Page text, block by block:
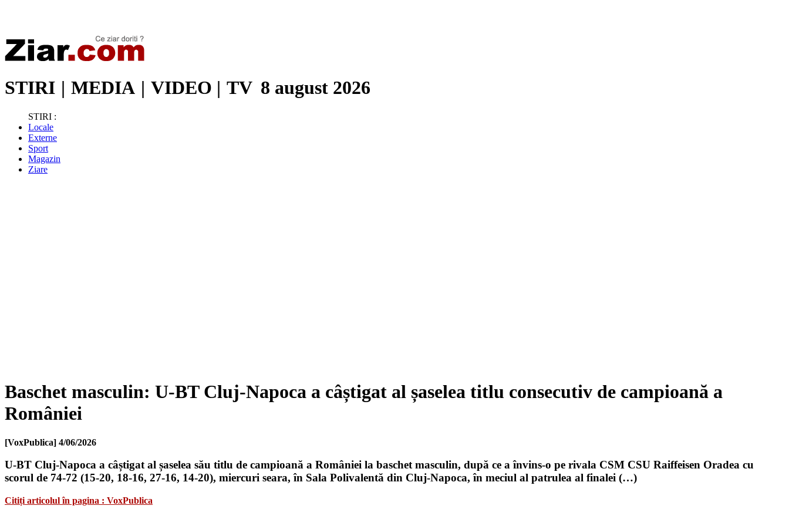
STIRI | MEDIA | VIDEO | TV 8 august 2026
STIRI :
Locale
Externe
Sport
Magazin
Ziare
Baschet masculin: U-BT Cluj-Napoca a câștigat al șaselea titlu consecutiv de campioană a
României
[VoxPublica] 4/06/2026
U-BT Cluj-Napoca a câștigat al șaselea său titlu de campioană a României la baschet masculin, după ce a învins-o pe rivala CSM CSU Raiffeisen Oradea cu
scorul de 74-72 (15-20, 18-16, 27-16, 14-20), miercuri seara, în Sala Polivalentă din Cluj-Napoca, în meciul al patrulea al finalei (…)
Citiți articolul în pagina : VoxPublica